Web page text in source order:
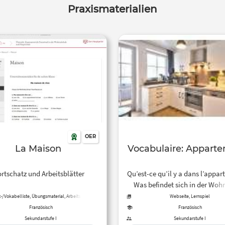
Praxismaterialien
OER
La Maison
und Arbeitsblätter
Vokabelliste, Übungsmaterial, Arbeitsblatt
Französisch
Sekundarstufe I
Vocabulaire:
Qu’est-ce qu’il y a dans
Was befindet sich in der
Verbinde die Bilder mit den
Webseite, Lernspiel
Französisch
Sekundarstufe I